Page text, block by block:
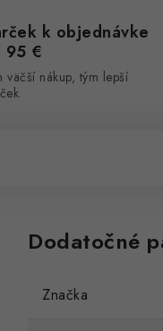
k objednávke
95 €
väčší nákup, tým lepší
Dodatočné
Značka